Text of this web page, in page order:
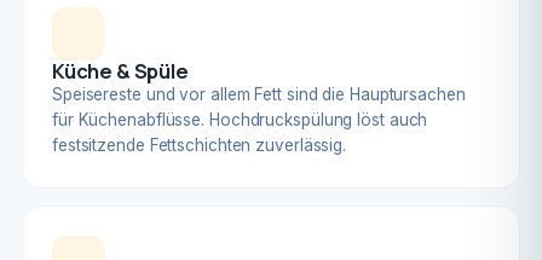
Küche & Spüle
Speisereste und vor allem Fett sind die Hauptursachen
für Küchenabflüsse. Hochdruckspülung löst auch
festsitzende Fettschichten zuverlässig.